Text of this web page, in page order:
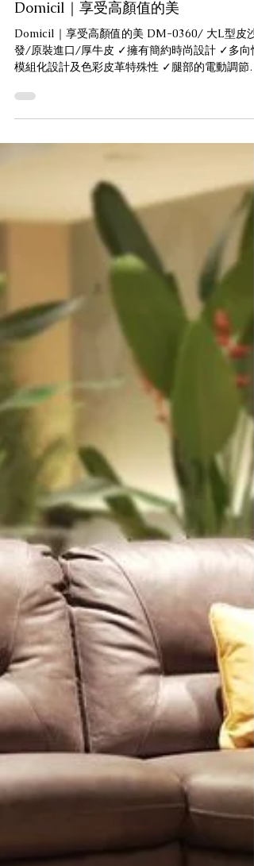
2023年3月10日
Domicil｜享受高顏值的美
Domicil｜享受高顏值的美 DM-0360/ 大L型皮沙
模組化設計及色彩皮革特殊性 ✓腿部的電動調節，
腿部輕鬆無壓 ✓高款靠背座椅給腰背長時間的柔軟